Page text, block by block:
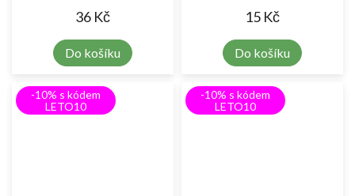
36 Kč
Do košíku
15 Kč
Do košíku
-10% s kódem
LETO10
-10% s kódem
LETO10